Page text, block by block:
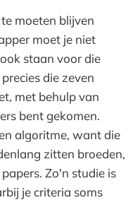
moeten blijven
moet je niet
staan voor die
die zeven
met behulp van
bent gekomen.
algoritme, want die
zitten broeden,
Zo'n studie is
je criteria soms